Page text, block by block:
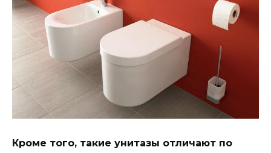
Кроме того, такие унитазы отличают по